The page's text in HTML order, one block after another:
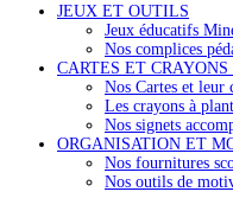
JEUX ET OUTILS
Jeux éducatifs
Nos complices
CARTES ET
Nos Cartes et leur
Les crayons à
Nos signets
ORGANISATION ET
Nos fournitures
Nos outils de